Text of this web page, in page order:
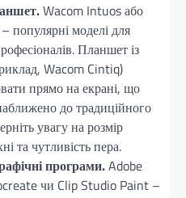
Wacom Intuos або
популярні моделі для
Планшет із
Wacom Cintiq)
прямо на екрані, що
до традиційного
увагу на розмір
та чутливість пера.
програми.Adobe
чи Clip Studio Paint –